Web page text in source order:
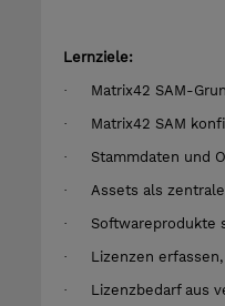
Lernziele:
·
Matrix42 SAM-
·
Matrix42 SAM
·
Stammdaten und
·
Assets als
·
Softwareprodukte
·
Lizenzen
·
Lizenzbedarf aus